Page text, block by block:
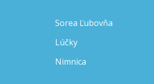
Sorea Ľubovňa
Lúčky
Nimnica